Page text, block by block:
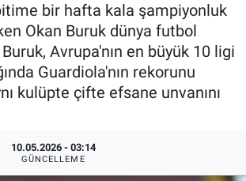
bir hafta kala şampiyonluk
Okan Buruk dünya futbol
Avrupa'nın en büyük 10 ligi
Guardiola'nın rekorunu
kulüpte çifte efsane unvanını
10.05.2026 - 03:14
GÜNCELLEME
Haberleri